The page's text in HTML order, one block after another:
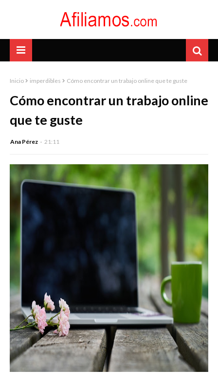
Inicio imperdibles Cómo encontrar un trabajo online que te guste
Cómo encontrar un trabajo online
que te guste
Ana Pérez 21:11